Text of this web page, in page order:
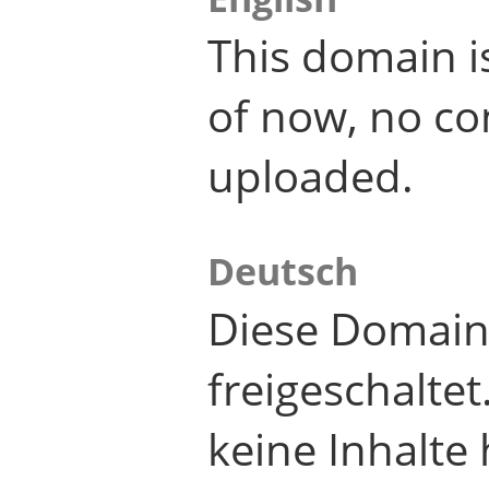
This domain
of now, no
uploaded.
Deutsch
Diese
keine Inhalte